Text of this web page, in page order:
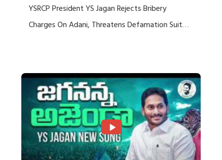
YSRCP President YS Jagan Rejects Bribery
Charges On Adani, Threatens Defamation Suit